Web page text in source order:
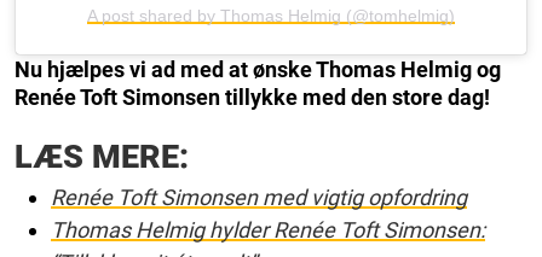
A post shared by Thomas Helmig (@tomhelmig)
Nu hjælpes vi ad med at ønske Thomas Helmig og
Renée Toft Simonsen tillykke med den store dag!
LÆS MERE:
Renée Toft Simonsen med vigtig opfordring
Thomas Helmig hylder Renée Toft Simonsen: